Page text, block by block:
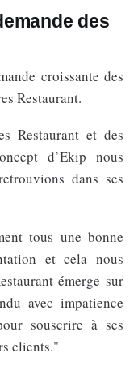
des
croissante des
Restaurant.
Restaurant et des
d’Ekip nous
dans ses
tous une bonne
et cela nous
émerge sur
avec impatience
souscrire à ses
clients."